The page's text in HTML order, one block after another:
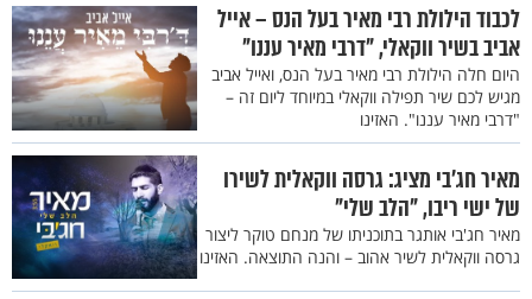
לכבוד הילולת רבי מאיר בעל הנס – אייל
אביב בשיר ווקאלי, "דרבי מאיר עננו"
היום חלה הילולת רבי מאיר בעל הנס, ואייל אביב
מגיש לכם שיר תפילה ווקאלי במיוחד ליום זה –
"דרבי מאיר עננו". האזינו
מאיר חג’בי מציג: גרסה ווקאלית לשירו
של ישי ריבו, "הלב שלי"
מאיר חג'בי אותגר בתוכניתו של מנחם טוקר ליצור
גרסה ווקאלית לשיר אהוב – והנה התוצאה. האזינו